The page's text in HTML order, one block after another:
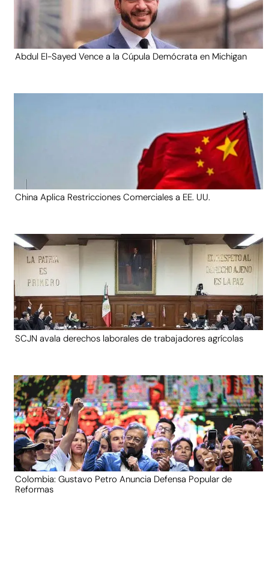
Abdul El-Sayed Vence a la Cúpula Demócrata en Michigan
China Aplica Restricciones Comerciales a EE. UU.
SCJN avala derechos laborales de trabajadores agrícolas
Colombia: Gustavo Petro Anuncia Defensa Popular de
Reformas